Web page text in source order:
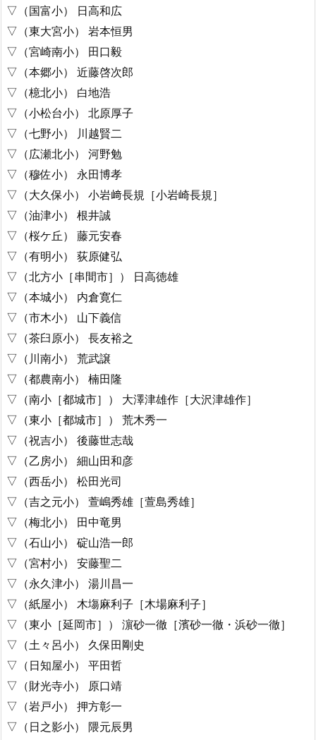
▽（国富小） 日高和広
▽（東大宮小） 岩本恒男
▽（宮崎南小） 田口毅
▽（本郷小） 近藤啓次郎
▽（檍北小） 白地浩
▽（小松台小） 北原厚子
▽（七野小） 川越賢二
▽（広瀬北小） 河野勉
▽（穆佐小） 永田博孝
▽（大久保小） 小岩﨑長規［小岩崎長規］
▽（油津小） 根井誠
▽（桜ケ丘） 藤元安春
▽（有明小） 荻原健弘
▽（北方小［串間市］） 日高徳雄
▽（本城小） 内倉寛仁
▽（市木小） 山下義信
▽（茶臼原小） 長友裕之
▽（川南小） 荒武譲
▽（都農南小） 楠田隆
▽（南小［都城市］） 大澤津雄作［大沢津雄作］
▽（東小［都城市］） 荒木秀一
▽（祝吉小） 後藤世志哉
▽（乙房小） 細山田和彦
▽（西岳小） 松田光司
▽（吉之元小） 萱嶋秀雄［萱島秀雄］
▽（梅北小） 田中竜男
▽（石山小） 碇山浩一郎
▽（宮村小） 安藤聖二
▽（永久津小） 湯川昌一
▽（紙屋小） 木塲麻利子［木場麻利子］
▽（東小［延岡市］） 濵砂一徹［濱砂一徹・浜砂一徹］
▽（土々呂小） 久保田剛史
▽（日知屋小） 平田哲
▽（財光寺小） 原口靖
▽（岩戸小） 押方彰一
▽（日之影小） 隈元辰男